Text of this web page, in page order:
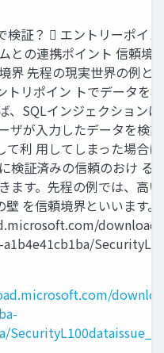
検証？  エントリーポイ
との連携ポイント 信頼境
界 先程の現実世界の例と
トリポイン トでデータを
、SQLインジェクション
ザが入力したデータを検
て利 用してしまった場合
検証済みの信頼のおけ る
ます。先程の例では、高
を信頼境界といいます。
download/